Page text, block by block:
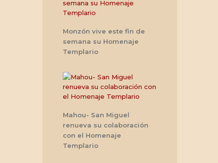
Monzón vive este fin de
semana su Homenaje
Templario
Mahou- San Miguel
renueva su colaboración
con el Homenaje
Templario